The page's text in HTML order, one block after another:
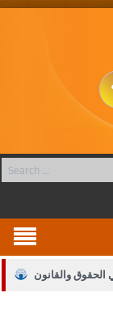
الحقوق والقانون
على المقدسات